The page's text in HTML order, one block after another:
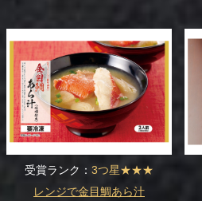
受賞ランク： 3つ星★★★
レンジで金目鯛あら汁